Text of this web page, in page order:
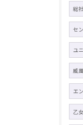
総
セ
ユ
威
エ
乙